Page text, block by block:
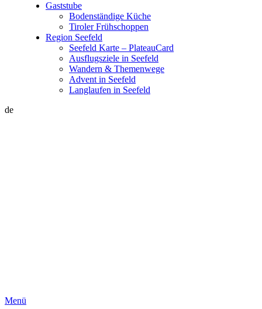
Gaststube
Bodenständige Küche
Tiroler Frühschoppen
Region Seefeld
Seefeld Karte – PlateauCard
Ausflugsziele in Seefeld
Wandern & Themenwege
Advent in Seefeld
Langlaufen in Seefeld
de
Menü